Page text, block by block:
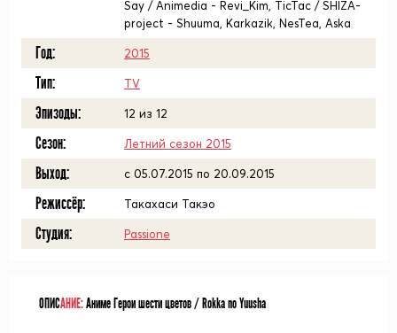
Say / Animedia - Revi_Kim, TicTac / SHIZA-
project - Shuuma, Karkazik, NesTea, Aska
Год: 2015
Тип: TV
Эпизоды: 12 из 12
Сезон: Летний сезон 2015
Выход: c 05.07.2015 по 20.09.2015
Режиссёр: Такахаси Такэо
Студия: Passione
ОПИСАНИЕ:Аниме Герои шести цветов / Rokka no Yuusha